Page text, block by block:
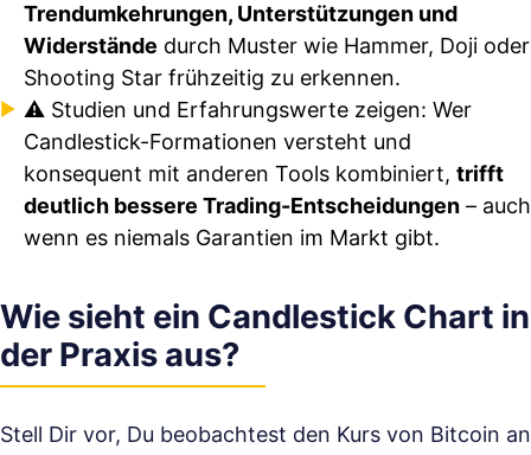
Trendumkehrungen, Unterstützungen und
Widerstände durch Muster wie Hammer, Doji oder
Shooting Star frühzeitig zu erkennen.
⚠️ Studien und Erfahrungswerte zeigen: Wer
Candlestick-Formationen versteht und
konsequent mit anderen Tools kombiniert, trifft
deutlich bessere Trading-Entscheidungen – auch
wenn es niemals Garantien im Markt gibt.
Wie sieht ein Candlestick Chart in
der Praxis aus?
Stell Dir vor, Du beobachtest den Kurs von Bitcoin an